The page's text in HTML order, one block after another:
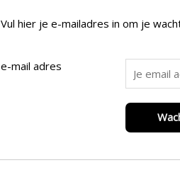
Vul hier je e-mailadres in om je
e-mail adres